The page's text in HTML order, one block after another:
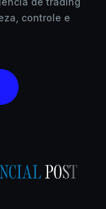
controle e